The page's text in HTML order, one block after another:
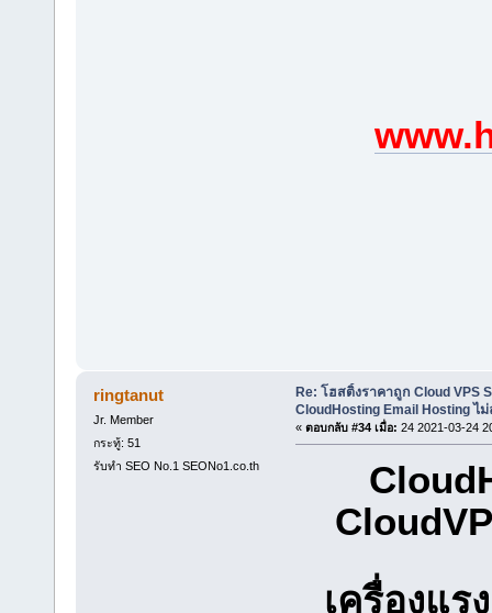
ringtanut
Jr. Member
กระทู้: 51
รับทำ SEO No.1 SEONo1.co.th
Re: โฮสติ้งราคาถูก Cloud VPS
CloudHosting Email Hosting ไ
« ตอบกลับ #34 เมื่อ: 24 2021-03-24
เครื่องแ